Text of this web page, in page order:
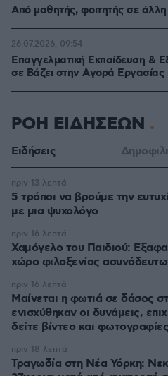
Από μαθητής, φοιτητής σε
Επαγγελματική Εκπαίδευση &
σε Bάζει στην Aγορά Eργασίας
26.07.2026, 09:54
ΡΟΗ ΕΙΔΗΣΕΩΝ
Ειδήσεις
5 τρόποι να βρούμε την
με μια ψυχολόγο
πριν 13 λεπτά
Χαμόγελο του Παιδιού:
χώρο φιλοξενίας
πριν 16 λεπτά
Μαίνεται η φωτιά σε δάσος
ενισχύθηκαν οι δυνάμεις,
δείτε βίντεο και φωτογραφίες
πριν 16 λεπτά
Τραγωδία στη Νέα Υόρκη:
πριν 18 λεπτά